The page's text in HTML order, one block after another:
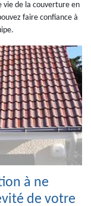
vie de la couverture en
faire confiance à
à ne
de votre